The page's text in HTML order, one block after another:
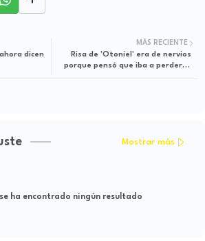
MÁS RECIENTE
Risa de 'Otoniel' era de nervios
porque pensó que iba a perder la
dicen
Mostrar más
ha encontrado ningún resultado